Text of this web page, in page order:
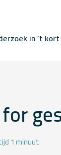
in ’t kort
1 minuut